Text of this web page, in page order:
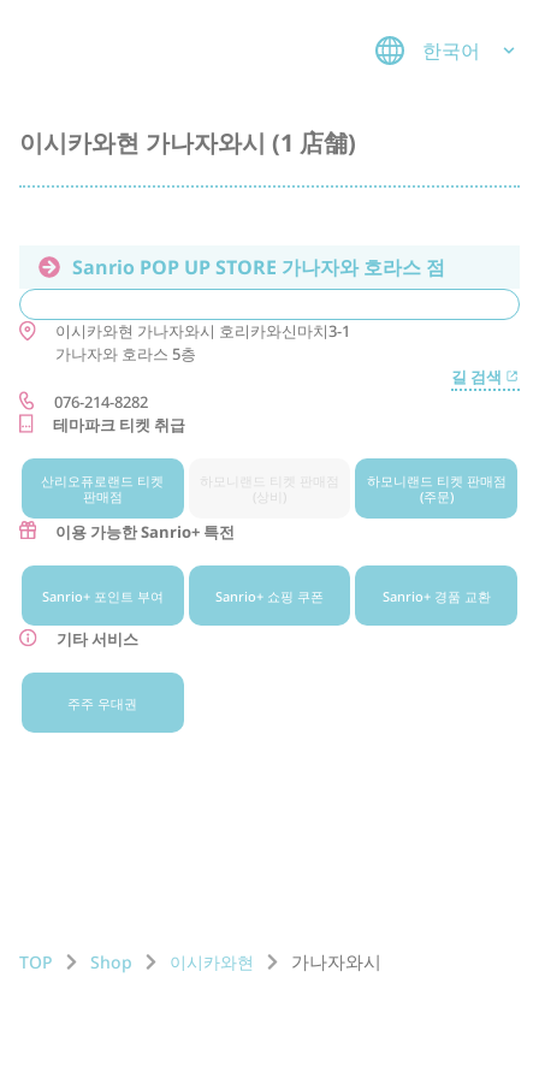
한국어
이시카와현 가나자와시 (1 店舗)
Sanrio POP UP STORE 가나자와 호라스 점
이시카와현 가나자와시 호리카와신마치3-1
가나자와 호라스 5층
길 검색
076-214-8282
테마파크 티켓 취급
산리오퓨로랜드 티켓
판매점
하모니랜드 티켓 판매점
(상비)
하모니랜드 티켓 판매점
(주문)
이용 가능한 Sanrio+ 특전
Sanrio+ 포인트 부여 Sanrio+ 쇼핑 쿠폰 Sanrio+ 경품 교환
기타 서비스
주주 우대권
TOP Shop 이시카와현 가나자와시